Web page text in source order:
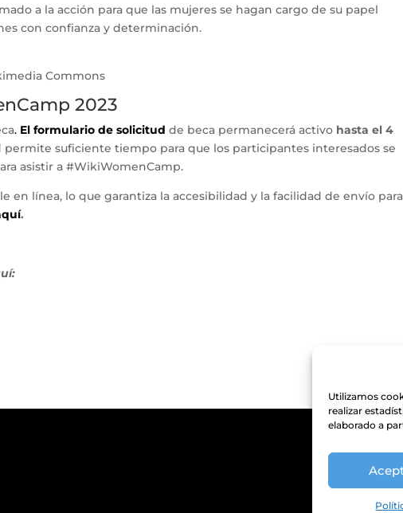
Utilizamos
realizar
elaborado a
a la acción para que las mujeres se hagan cargo de su papel
con confianza y determinación.
Commons
2023
. El formulario de solicitud de beca permanecerá activo hasta el 4
permite suficiente tiempo para que los participantes interesados ​​se
asistir a #WikiWomenCamp.
en línea, lo que garantiza la accesibilidad y la facilidad de envío para
.